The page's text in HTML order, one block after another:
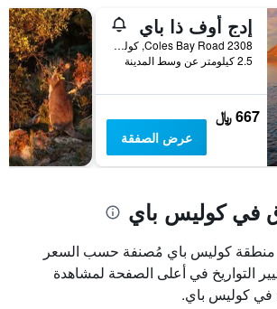
إدج أوف ذا باي
2308 Coles Bay Road, كوليس باي, TAS, أستراليا
2.5 كيلومتر عن وسط المدينة
667 ﷼
عرض الصفقة
في كوليس باي
منطقة كوليس باي مُصنفة حسب السعر
التواريخ في أعلى الصفحة لمشاهدة
في كوليس باي.